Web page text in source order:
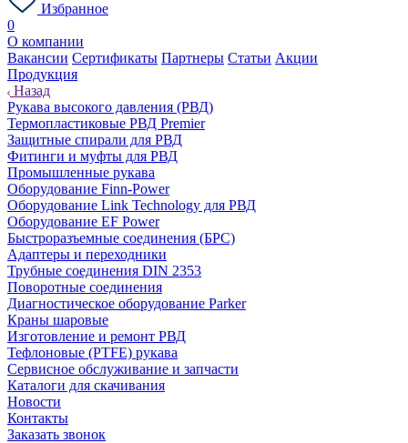
Избранное
0
О компании
Вакансии Сертификаты Партнеры Статьи Акции
Продукция
Назад
Рукава высокого давления (РВД)
Термопластиковые РВД Premier
Защитные спирали для РВД
Фитинги и муфты для РВД
Промышленные рукава
Оборудование Finn-Power
Оборудование Link Technology для РВД
Оборудование EF Power
Быстроразъемные соединения (БРС)
Адаптеры и переходники
Трубные соединения DIN 2353
Поворотные соединения
Диагностическое оборудование Parker
Краны шаровые
Изготовление и ремонт РВД
Тефлоновые (PTFE) рукава
Сервисное обслуживание и запчасти
Каталоги для скачивания
Новости
Контакты
Заказать звонок